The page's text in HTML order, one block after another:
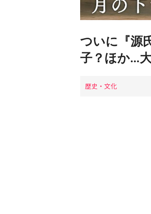
ついに『源
子？ほか…
歴史・文化